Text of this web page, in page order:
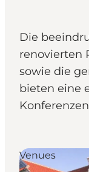
Die
renovierten
sowie die
bieten eine
Venues